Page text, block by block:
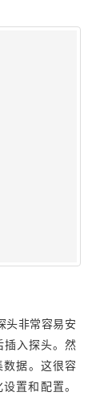
头非常容易安
插入探头。然
数据。这很容
置和配置。